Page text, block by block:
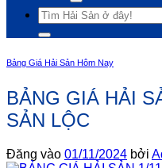
Tìm
kiếm:
Bảng Giá Hải Sản Hôm Nay
BẢNG GIÁ HẢI
SẢN LỘC
Đăng vào 01/11/2024 bởi